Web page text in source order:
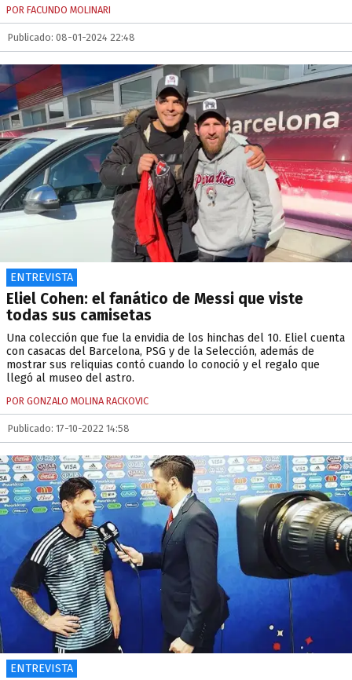
POR FACUNDO MOLINARI
Publicado: 08-01-2024 22:48
ENTREVISTA
Eliel Cohen: el fanático de Messi que viste
todas sus camisetas
Una colección que fue la envidia de los hinchas del 10. Eliel cuenta
con casacas del Barcelona, PSG y de la Selección, además de
mostrar sus reliquias contó cuando lo conoció y el regalo que
llegó al museo del astro.
POR GONZALO MOLINA RACKOVIC
Publicado: 17-10-2022 14:58
ENTREVISTA